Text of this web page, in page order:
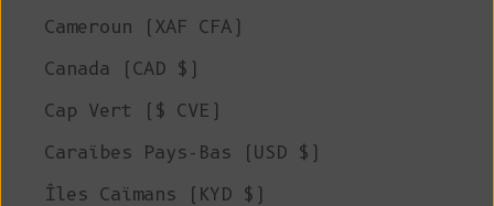
Cameroun (XAF CFA)
Canada (CAD $)
Cap Vert ($ CVE)
Caraïbes Pays-Bas (USD $)
Îles Caïmans (KYD $)